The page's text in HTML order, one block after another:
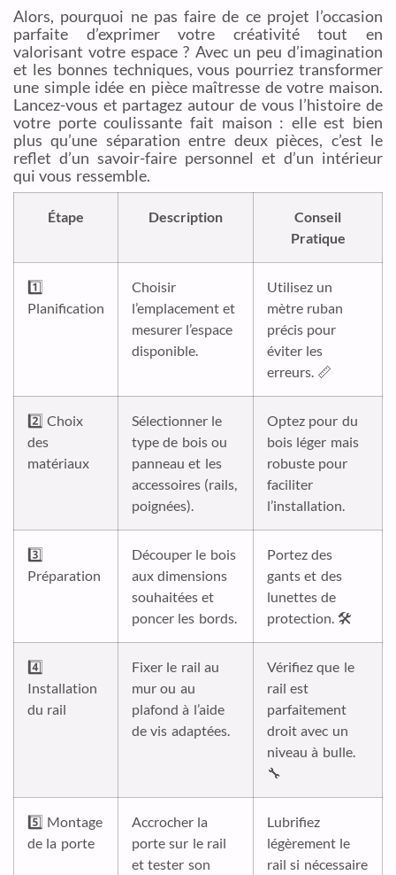
Alors, pourquoi ne pas faire de ce projet l’occasion
parfaite d’exprimer votre créativité tout en
valorisant votre espace ? Avec un peu d’imagination
et les bonnes techniques, vous pourriez transformer
une simple idée en pièce maîtresse de votre maison.
Lancez-vous et partagez autour de vous l’histoire de
votre porte coulissante fait maison : elle est bien
plus qu’une séparation entre deux pièces, c’est le
reflet d’un savoir-faire personnel et d’un intérieur
qui vous ressemble.
Étape Description
Conseil
Pratique
1️⃣
Planification
Choisir
l’emplacement et
mesurer l’espace
disponible.
Utilisez un
mètre ruban
précis pour
éviter les
erreurs. 📏
2️⃣ Choix
des
matériaux
Sélectionner le
type de bois ou
panneau et les
accessoires (rails,
poignées).
Optez pour du
bois léger mais
robuste pour
faciliter
l’installation.
3️⃣
Préparation
Découper le bois
aux dimensions
souhaitées et
poncer les bords.
Portez des
gants et des
lunettes de
protection. 🛠️
4️⃣
Installation
du rail
Fixer le rail au
mur ou au
plafond à l’aide
de vis adaptées.
Vérifiez que le
rail est
parfaitement
droit avec un
niveau à bulle.
🔧
5️⃣ Montage
de la porte
Accrocher la
porte sur le rail
et tester son
Lubrifiez
légèrement le
rail si nécessaire